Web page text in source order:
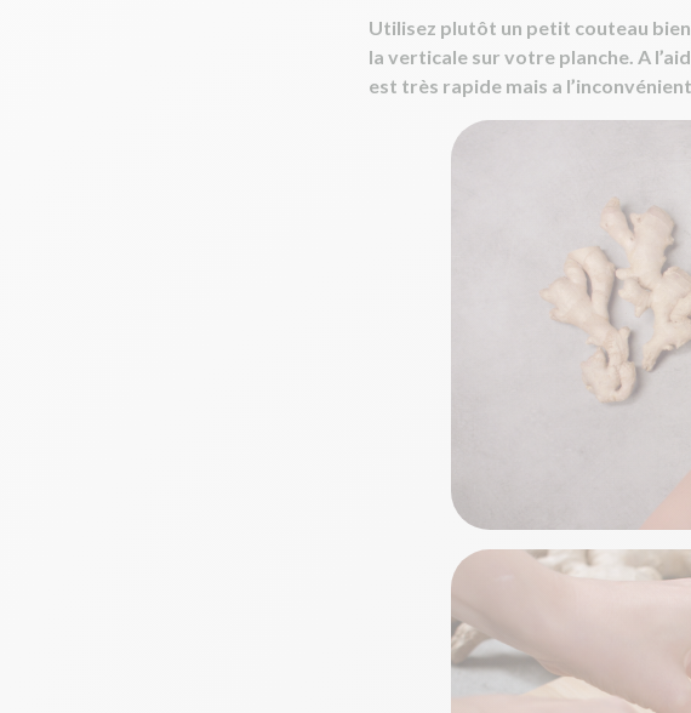
Utilisez plutôt un petit couteau
la verticale sur votre planche. A
est très rapide mais a